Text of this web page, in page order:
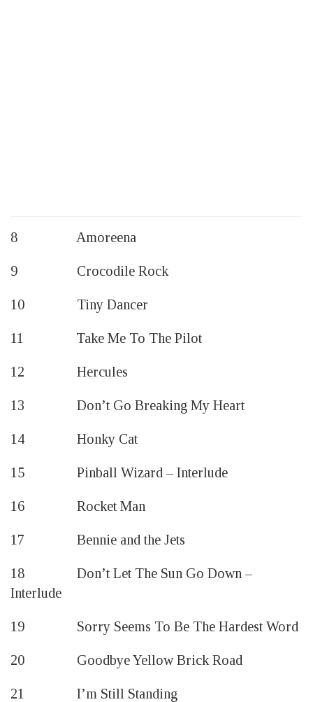
8 Amoreena
9 Crocodile Rock
10 Tiny Dancer
11 Take Me To The Pilot
12 Hercules
13 Don’t Go Breaking My Heart
14 Honky Cat
15 Pinball Wizard – Interlude
16 Rocket Man
17 Bennie and the Jets
18 Don’t Let The Sun Go Down –
Interlude
19 Sorry Seems To Be The Hardest Word
20 Goodbye Yellow Brick Road
21 I’m Still Standing